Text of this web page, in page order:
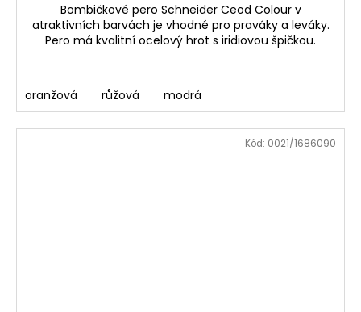
Bombičkové pero Schneider Ceod Colour v
atraktivních barvách je vhodné pro praváky a leváky.
Pero má kvalitní ocelový hrot s iridiovou špičkou.
oranžová růžová modrá
Kód: 0021/1686090